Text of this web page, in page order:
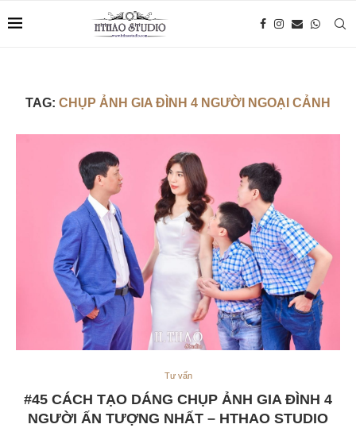
TAG: CHỤP ẢNH GIA ĐÌNH 4 NGƯỜI NGOẠI CẢNH
Tư vấn
#45 CÁCH TẠO DÁNG CHỤP ẢNH GIA ĐÌNH 4
NGƯỜI ẤN TƯỢNG NHẤT – HTHAO STUDIO